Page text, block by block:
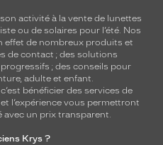
activité à la vente de lunettes
ou de solaires pour l’été. Nos
effet de nombreux produits et
de contact ; des solutions
; des conseils pour
adulte et enfant.
bénéficier des services de
l’expérience vous permettront
avec un prix transparent.
Krys ?